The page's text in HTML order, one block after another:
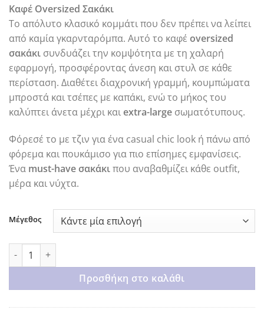
Καφέ Oversized Σακάκι
Το απόλυτο κλασικό κομμάτι που δεν πρέπει να λείπει
από καμία γκαρνταρόμπα. Αυτό το καφέ oversized
σακάκι συνδυάζει την κομψότητα με τη χαλαρή
εφαρμογή, προσφέροντας άνεση και στυλ σε κάθε
περίσταση. Διαθέτει διαχρονική γραμμή, κουμπώματα
μπροστά και τσέπες με καπάκι, ενώ το μήκος του
καλύπτει άνετα μέχρι και extra-large σωματότυπους.
Φόρεσέ το με τζιν για ένα casual chic look ή πάνω από
φόρεμα και πουκάμισο για πιο επίσημες εμφανίσεις.
Ένα must-have σακάκιπου αναβαθμίζει κάθε outfit,
μέρα και νύχτα.
Μέγεθος
Brown classic blazer ποσότητα
Προσθήκη στο καλάθι